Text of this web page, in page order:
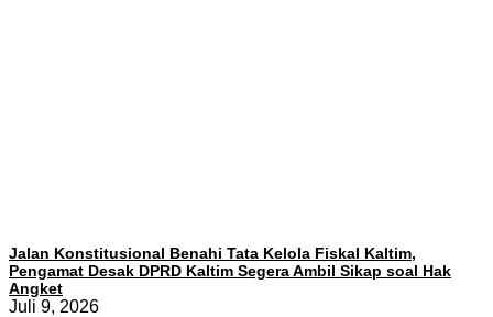
Jalan Konstitusional Benahi Tata Kelola Fiskal Kaltim,
Pengamat Desak DPRD Kaltim Segera Ambil Sikap soal Hak
Angket
Juli 9, 2026